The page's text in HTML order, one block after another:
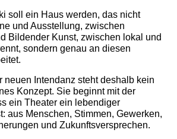
soll ein Haus werden, das nicht
und Ausstellung, zwischen
Bildender Kunst, zwischen lokal und
sondern genau an diesen
neuen Intendanz steht deshalb kein
Konzept. Sie beginnt mit der
ein Theater ein lebendiger
aus Menschen, Stimmen, Gewerken,
und Zukunftsversprechen.